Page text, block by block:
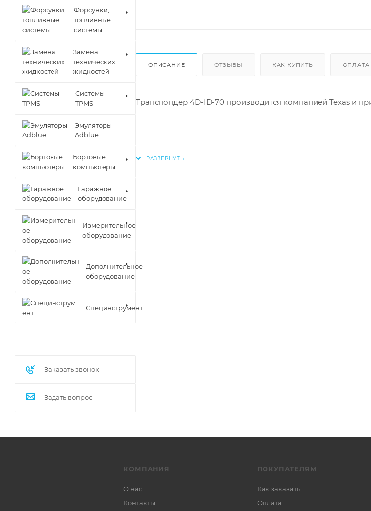
ОПИСАНИЕ ОТЗЫВЫ КАК КУПИТЬ ОПЛАТА
Транспондер 4D-ID-70 производится компанией Texas и
Форсунки,
топливные
системы
Замена
технических
жидкостей
Cистемы
TPMS
Эмуляторы
Adblue
Бортовые
компьютеры
Гаражное
оборудование
Измерительное
оборудование
Дополнительное
оборудование
Специнструмент
Заказать звонок
Задать вопрос
КОМПАНИЯ
О нас
Контакты
ПОКУПАТЕЛЯМ
Как заказать
Оплата